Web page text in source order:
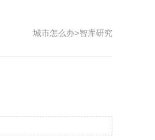
城市怎么办>智库研究